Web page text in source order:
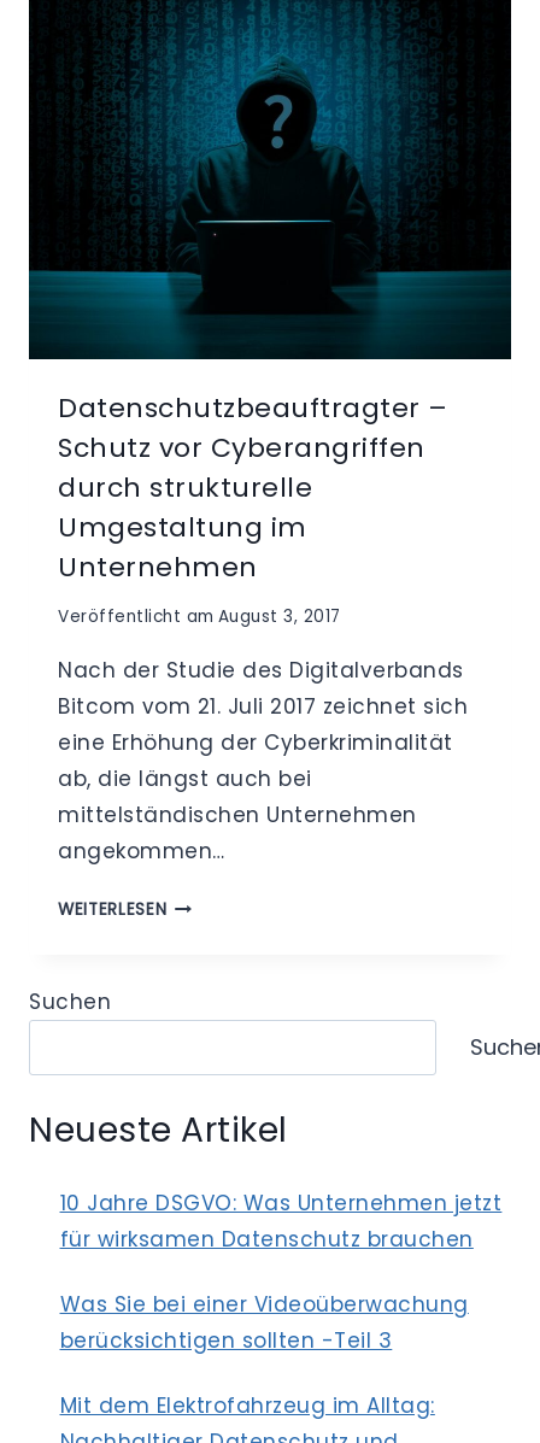
BINNEN
72
STUNDEN
Datenschutzbeauftragter –
Schutz vor Cyberangriffen
durch strukturelle
Umgestaltung im
Unternehmen
Veröffentlicht am August 3, 2017
Nach der Studie des Digitalverbands
Bitcom vom 21. Juli 2017 zeichnet sich
eine Erhöhung der Cyberkriminalität
ab, die längst auch bei
mittelständischen Unternehmen
angekommen…
WEITERLESENDATENSCHUTZBEAUFTRAGTER
CYBERANGRIFFEN
STRUKTURELLE
IM
Suchen
Neueste Artikel
10 Jahre DSGVO: Was Unternehmen jetzt
für wirksamen Datenschutz brauchen
Was Sie bei einer Videoüberwachung
berücksichtigen sollten -Teil 3
Mit dem Elektrofahrzeug im Alltag: